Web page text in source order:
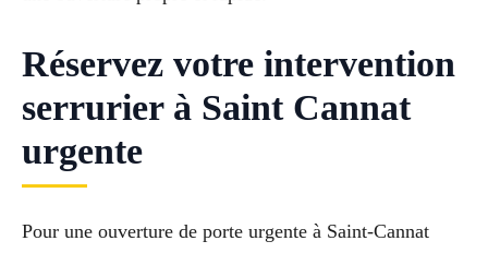
Réservez votre intervention
serrurier à Saint Cannat
urgente
Pour une ouverture de porte urgente à Saint-Cannat